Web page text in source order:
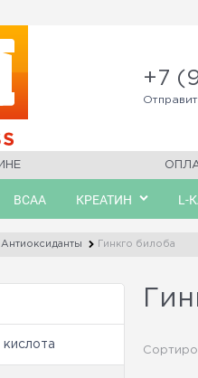
+7
BCAA КРЕАТИН L-
Антиоксиданты Гинкго билоба